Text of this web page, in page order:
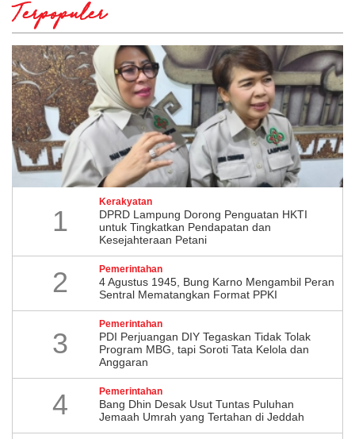
Terpopuler
1
Kerakyatan
DPRD Lampung Dorong Penguatan HKTI
untuk Tingkatkan Pendapatan dan
Kesejahteraan Petani
2 Pemerintahan
4 Agustus 1945, Bung Karno Mengambil Peran
Sentral Mematangkan Format PPKI
3
Pemerintahan
PDI Perjuangan DIY Tegaskan Tidak Tolak
Program MBG, tapi Soroti Tata Kelola dan
Anggaran
4 Pemerintahan
Bang Dhin Desak Usut Tuntas Puluhan
Jemaah Umrah yang Tertahan di Jeddah